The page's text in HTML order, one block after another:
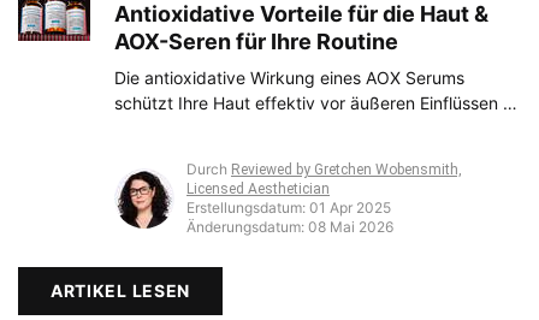
Antioxidative Vorteile für die Haut &
AOX-Seren für Ihre Routine
Die antioxidative Wirkung eines AOX Serums
schützt Ihre Haut effektiv vor äußeren Einflüssen –
bekommen Sie die wichtigsten Tipps für Ihre
Pflegeroutine.
Durch Reviewed by Gretchen Wobensmith,
Licensed Aesthetician
Erstellungsdatum: 01 Apr 2025
Änderungsdatum: 08 Mai 2026
ARTIKEL LESEN